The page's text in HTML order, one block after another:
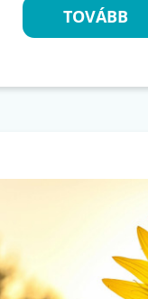
TOVÁBB